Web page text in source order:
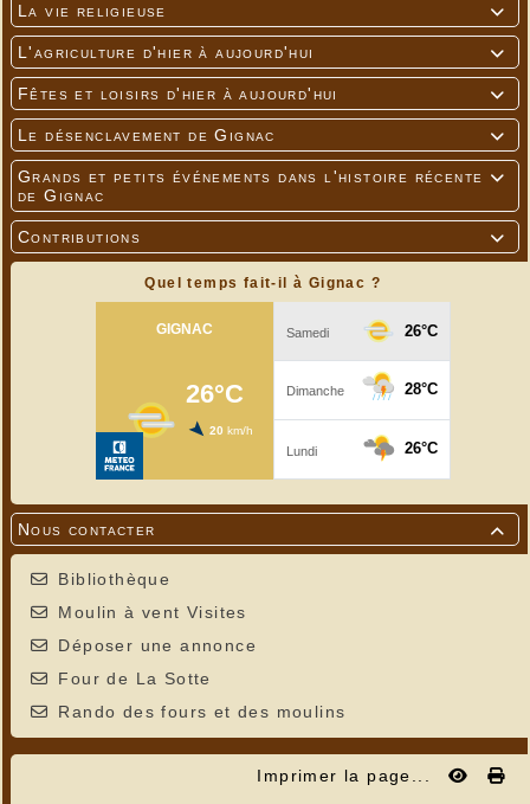

La vie religieuse

L'agriculture d'hier à aujourd'hui

Fêtes et loisirs d'hier à aujourd'hui

Le désenclavement de Gignac

Grands et petits événements dans l'histoire récente
de Gignac

Contributions
Quel temps fait-il à Gignac ?

Nous contacter
Bibliothèque
Moulin à vent Visites
Déposer une annonce
Four de La Sotte
Rando des fours et des moulins
Imprimer la page...